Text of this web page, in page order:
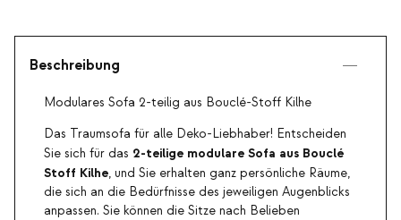
Beschreibung
Modulares Sofa 2-teilig aus Bouclé-Stoff Kilhe
Das Traumsofa für alle Deko-Liebhaber! Entscheiden
Sie sich für das 2-teilige modulare Sofa aus Bouclé
Stoff Kilhe, und Sie erhalten ganz persönliche Räume,
die sich an die Bedürfnisse des jeweiligen Augenblicks
anpassen. Sie können die Sitze nach Belieben